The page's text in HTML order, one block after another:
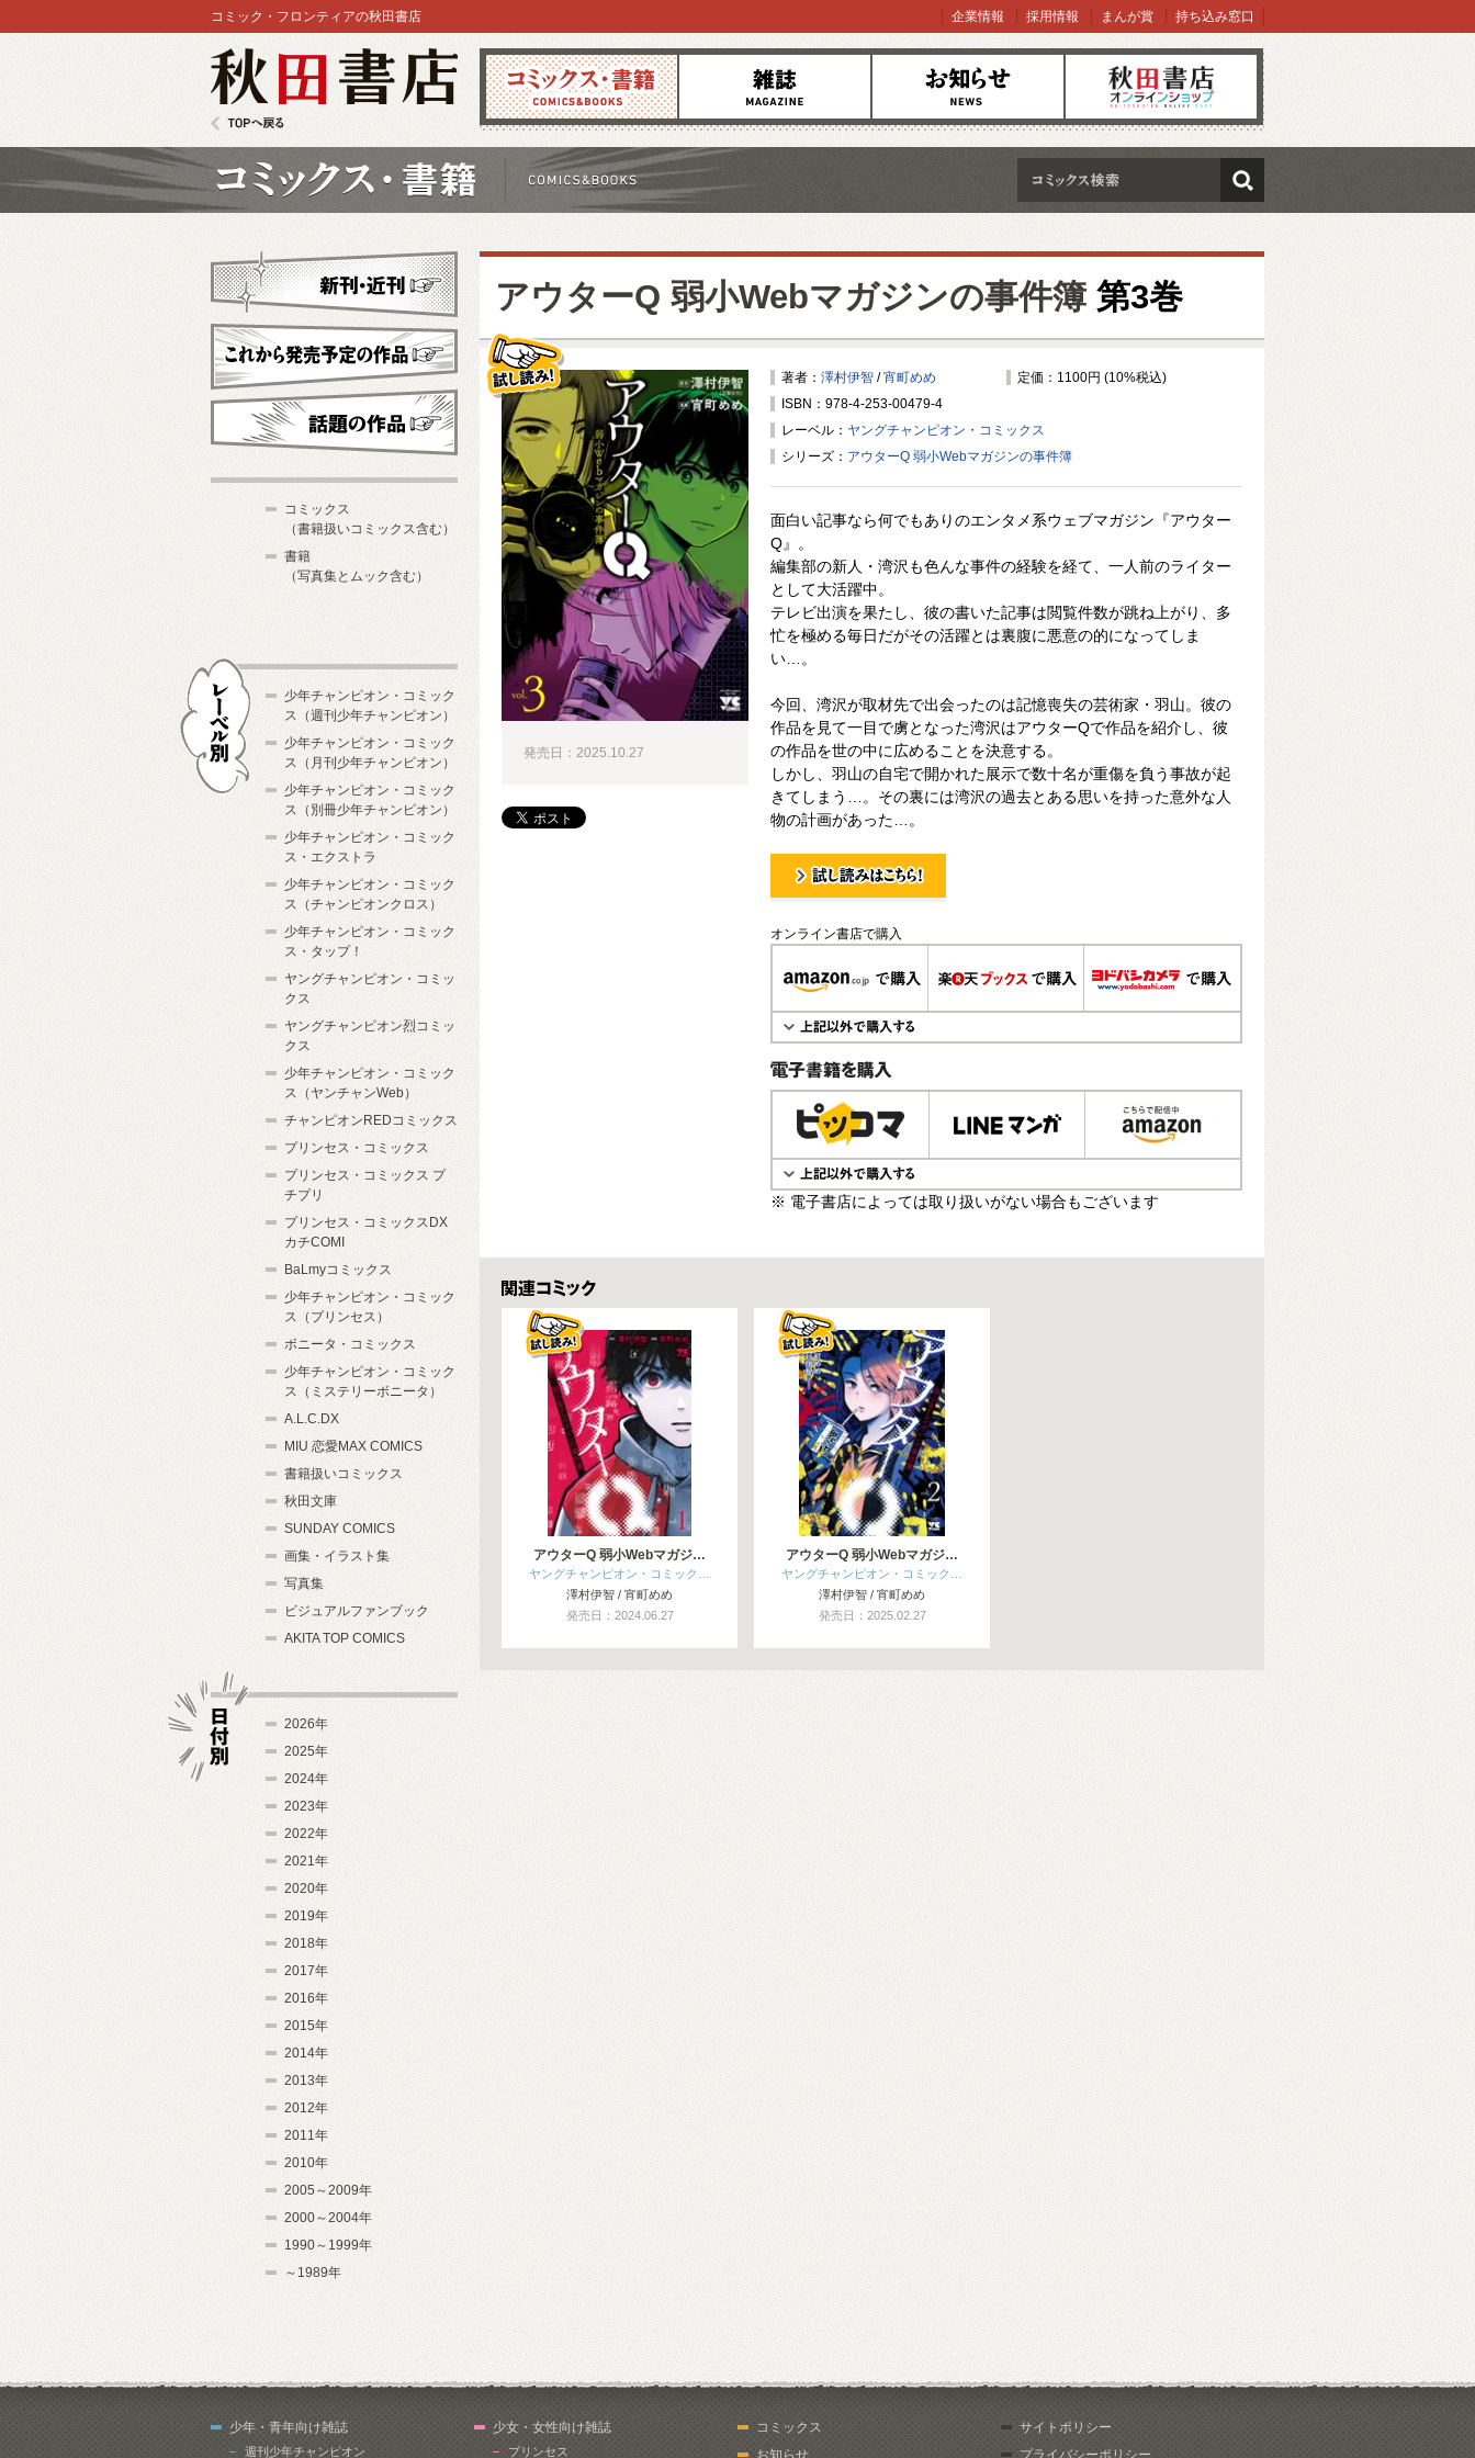
コミックス 雑誌 お知らせ オンラインショップ
コミック・フロンティアの秋田書店 企業情報 採用情報 まんが賞 持ち込み窓口
検索
アウターQ 弱小Webマガジンの事件簿 第3巻
著者： 澤村伊智 /宵町めめ
定価：1100円 (10%税込)
ISBN：978-4-253-00479-4
レーベル： ヤングチャンピオン・コミックス
シリーズ： アウターQ 弱小Webマガジンの事件簿
面白い記事なら何でもありのエンタメ系ウェブマガジン『アウター
Q』。
編集部の新人・湾沢も色んな事件の経験を経て、一人前のライター
として大活躍中。
テレビ出演を果たし、彼の書いた記事は閲覧件数が跳ね上がり、多
忙を極める毎日だがその活躍とは裏腹に悪意の的になってしま
い…。
今回、湾沢が取材先で出会ったのは記憶喪失の芸術家・羽山。彼の
作品を見て一目で虜となった湾沢はアウターQで作品を紹介し、彼
の作品を世の中に広めることを決意する。
しかし、羽山の自宅で開かれた展示で数十名が重傷を負う事故が起
きてしまう…。その裏には湾沢の過去とある思いを持った意外な人
物の計画があった…。
試し読み！
オンライン書店で購入
電子書籍で購入
※ 電子書店によっては取り扱いがない場合もございます
発売日：2025.10.27
関連コミックス
アウターQ 弱小Webマガジ…
ヤングチャンピオン・コミック…
澤村伊智 / 宵町めめ
発売日：2024.06.27
アウターQ 弱小Webマガジ…
ヤングチャンピオン・コミック…
澤村伊智 / 宵町めめ
発売日：2025.02.27
新刊・近刊
これから発売予定
コミックス
（書籍扱いコミックス含む）
書籍
（写真集とムック含む）
少年チャンピオン・コミック
ス（週刊少年チャンピオン）
少年チャンピオン・コミック
ス（月刊少年チャンピオン）
少年チャンピオン・コミック
ス（別冊少年チャンピオン）
少年チャンピオン・コミック
ス・エクストラ
少年チャンピオン・コミック
ス（チャンピオンクロス）
少年チャンピオン・コミック
ス・タップ！
ヤングチャンピオン・コミッ
クス
ヤングチャンピオン烈コミッ
クス
少年チャンピオン・コミック
ス（ヤンチャンWeb）
チャンピオンREDコミックス
プリンセス・コミックス
プリンセス・コミックス プ
チプリ
プリンセス・コミックスDX
カチCOMI
BaLmyコミックス
少年チャンピオン・コミック
ス（プリンセス）
ボニータ・コミックス
少年チャンピオン・コミック
ス（ミステリーボニータ）
A.L.C.DX
MIU 恋愛MAX COMICS
書籍扱いコミックス
秋田文庫
SUNDAY COMICS
画集・イラスト集
写真集
ビジュアルファンブック
AKITA TOP COMICS
2026年
2025年
2024年
2023年
2022年
2021年
2020年
2019年
2018年
2017年
2016年
2015年
2014年
2013年
2012年
2011年
2010年
2005～2009年
2000～2004年
1990～1999年
～1989年
少年・青年向け雑誌
週刊少年チャンピオン
少女・女性向け雑誌
プリンセス
コミックス
お知らせ
サイトポリシー
プライバシーポリシー